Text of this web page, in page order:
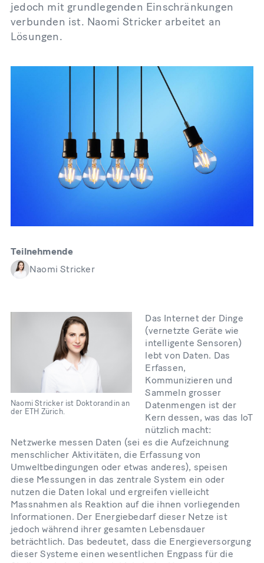
jedoch mit grundlegenden Einschränkungen
verbunden ist. Naomi Stricker arbeitet an
Lösungen.
Teilnehmende
Naomi Stricker
Naomi Stricker ist Doktorandin an
der ETH Zürich.
Das Internet der Dinge
(vernetzte Geräte wie
intelligente Sensoren)
lebt von Daten. Das
Erfassen,
Kommunizieren und
Sammeln grosser
Datenmengen ist der
Kern dessen, was das IoT
nützlich macht:
Netzwerke messen Daten (sei es die Aufzeichnung
menschlicher Aktivitäten, die Erfassung von
Umweltbedingungen oder etwas anderes), speisen
diese Messungen in das zentrale System ein oder
nutzen die Daten lokal und ergreifen vielleicht
Massnahmen als Reaktion auf die ihnen vorliegenden
Informationen. Der Energiebedarf dieser Netze ist
jedoch während ihrer gesamten Lebensdauer
beträchtlich. Das bedeutet, dass die Energieversorgung
dieser Systeme einen wesentlichen Engpass für die